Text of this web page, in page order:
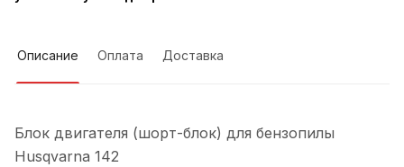
Описание Оплата Доставка
Блок двигателя (шорт-блок) для бензопилы
Husqvarna 142